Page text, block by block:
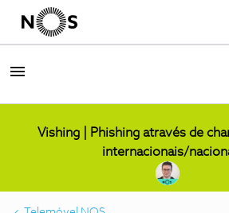
Vishing | Phishing através de
internacionais/